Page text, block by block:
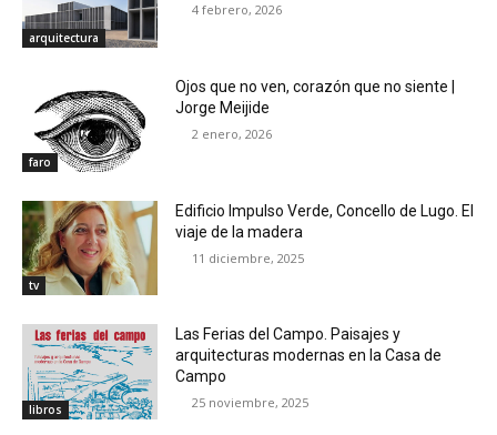
arquitectura
4 febrero, 2026
faro
Ojos que no ven, corazón que no siente |
Jorge Meijide
2 enero, 2026
tv
Edificio Impulso Verde, Concello de Lugo. El
viaje de la madera
11 diciembre, 2025
libros
Las Ferias del Campo. Paisajes y
arquitecturas modernas en la Casa de
Campo
25 noviembre, 2025